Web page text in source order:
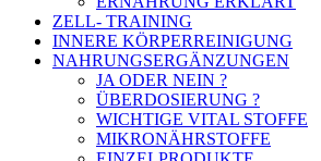
ZELL- TRAINING
INNERE KÖRPERREINIGUNG
NAHRUNGSERGÄNZUNGEN
JA ODER NEIN ?
ÜBERDOSIERUNG ?
WICHTIGE VITAL STOFFE
MIKRONÄHRSTOFFE